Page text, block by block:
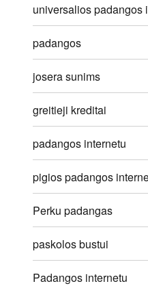
universalios padangos
padangos
josera sunims
greitieji kreditai
padangos internetu
pigios padangos
Perku padangas
paskolos bustui
Padangos internetu